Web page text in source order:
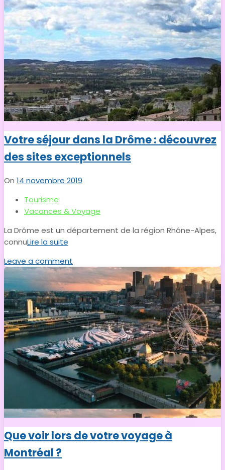
Votre séjour dans la Drôme : découvrez
des sites exceptionnels
On 14 novembre 2019
Tourisme
Vacances & Voyage
La Drôme est un département de la région Rhône-Alpes,
connuLire la suite
Leave a comment
Que voir lors de votre voyage à
Montréal ?